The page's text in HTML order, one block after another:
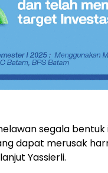
segala
dapat merusak
Yassierli.